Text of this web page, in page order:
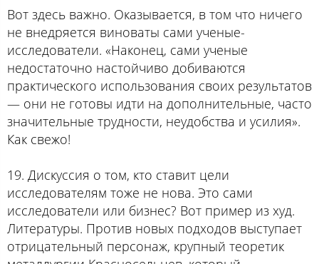
Вот здесь важно. Оказывается, в том что ничего
не внедряется виноваты сами ученые-
исследователи. «Наконец, сами ученые
недостаточно настойчиво добиваются
практического использования своих результатов
— они не готовы идти на дополнительные, часто
значительные трудности, неудобства и усилия».
Как свежо!
19. Дискуссия о том, кто ставит цели
исследователям тоже не нова. Это сами
исследователи или бизнес? Вот пример из худ.
Литературы. Против новых подходов выступает
отрицательный персонаж, крупный теоретик